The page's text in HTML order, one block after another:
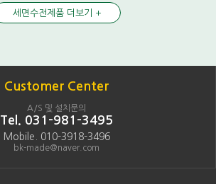
세면수전제품 더보기 +
Customer Center
A/S 및 설치문의
Tel. 031-981-3495
Mobile. 010-3918-3496
bk-made@naver.com